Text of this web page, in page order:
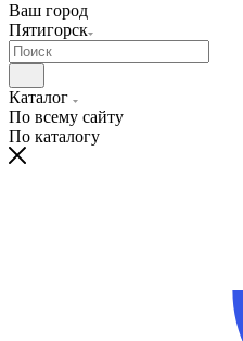
Ваш город
Пятигорск
Каталог
По всему сайту
По каталогу